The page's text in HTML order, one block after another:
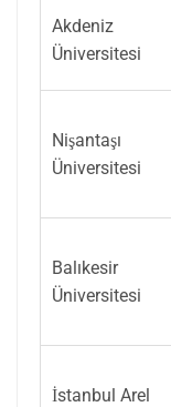
Akdeniz
Üniversitesi
Nişantaşı
Üniversitesi
Balıkesir
Üniversitesi
İstanbul Arel